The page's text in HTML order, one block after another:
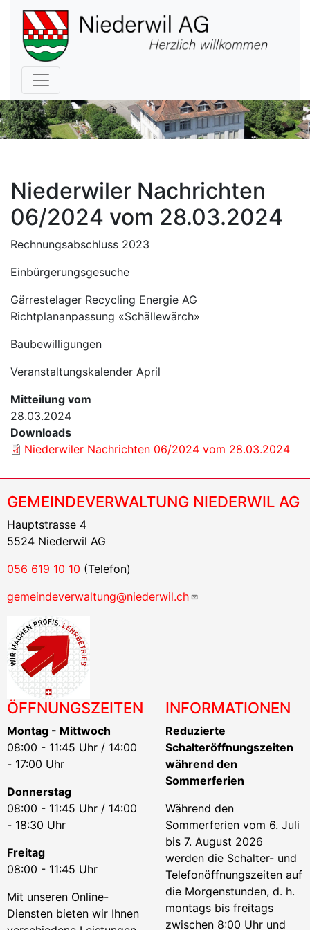
Hauptnavigation
Niederwiler Nachrichten
06/2024 vom 28.03.2024
Rechnungsabschluss 2023
Einbürgerungsgesuche
Gärrestelager Recycling Energie AG
Richtplananpassung «Schällewärch»
Baubewilligungen
Veranstaltungskalender April
Mitteilung vom
28.03.2024
Downloads
Niederwiler Nachrichten 06/2024 vom 28.03.2024
GEMEINDEVERWALTUNG NIEDERWIL AG
Hauptstrasse 4
5524 Niederwil AG
056 619 10 10 (Telefon)
gemeindeverwaltung@niederwil.ch
ÖFFNUNGSZEITEN
Montag - Mittwoch
08:00 - 11:45 Uhr / 14:00
- 17:00 Uhr
Donnerstag
08:00 - 11:45 Uhr / 14:00
- 18:30 Uhr
Freitag
08:00 - 11:45 Uhr
Mit unseren Online-
Diensten bieten wir Ihnen
INFORMATIONEN
Reduzierte
Schalteröffnungszeiten
während den
Sommerferien
Während den
Sommerferien vom 6. Juli
bis 7. August 2026
werden die Schalter- und
Telefonöffnungszeiten auf
die Morgenstunden, d. h.
montags bis freitags
zwischen 8:00 Uhr und